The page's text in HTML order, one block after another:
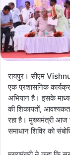
रायपुर। सीएम
एक प्रशासनिक
अभियान है। इसके
की शिकायतों,
रहा है। मुख्यमंत्री
समाधान शिविर को